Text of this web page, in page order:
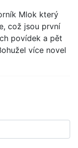
Mlok který
což jsou první
povídek a pět
více novel